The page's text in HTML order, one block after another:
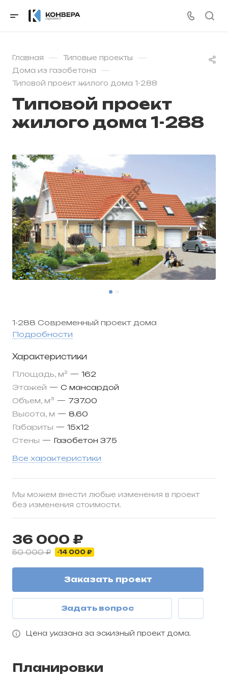
Главная — Типовые проекты —
Дома из газобетона —
Типовой проект жилого дома 1-288
Типовой проект
жилого дома 1-288
1-288 Современный проект дома
Подробности
Характеристики
Площадь, м² — 162
Этажей — С мансардой
Объем, м³ — 737.00
Высота, м — 8.60
Габариты — 15х12
Стены — Газобетон 375
Все характеристики
Мы можем внести любые изменения в проект
без изменения стоимости.
36 000 ₽
50 000 ₽ -14 000 ₽
Заказать проект
Задать вопрос
Цена указана за эскизный проект дома.
Планировки